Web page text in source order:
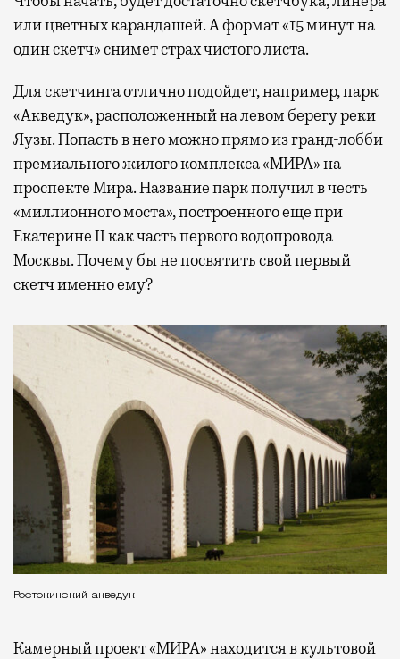
или цветных карандашей. А формат «15 минут на
один скетч» снимет страх чистого листа.
Для скетчинга отлично подойдет, например, парк
«Акведук», расположенный на левом берегу реки
Яузы. Попасть в него можно прямо из гранд-лобби
премиального жилого комплекса «МИРА» на
проспекте Мира. Название парк получил в честь
«миллионного моста», построенного еще при
Екатерине II как часть первого водопровода
Москвы. Почему бы не посвятить свой первый
скетч именно ему?
Ростокинский акведук
Камерный проект «МИРА» находится в культовой